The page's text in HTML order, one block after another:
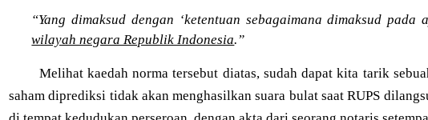
“Yang dimaksud dengan ‘ketentuan sebagaimana dimaksud pada
wilayah negara Republik Indonesia.”
Melihat kaedah norma tersebut diatas, sudah dapat kita tarik
saham diprediksi tidak akan menghasilkan suara bulat saat RUPS